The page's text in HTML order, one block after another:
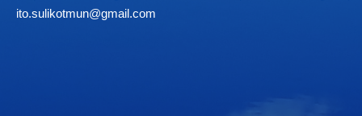
ito.sulikotmun@gmail.com